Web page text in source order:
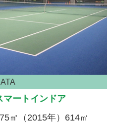
マートインドア
㎡（2015年）614㎡